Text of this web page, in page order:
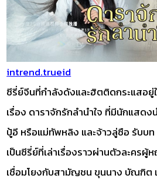
intrend.trueid
ซีรี่ย์จีนที่กำลังดังและฮิตติดกระแสอยู่
เรื่อง ดาราจักรักลำนำใจ ที่มีนักแสด
ปู้อี หรือแม่ทัพหลิง และจ้าวลู่ซือ รับบ
เป็นซีรี่ย์ที่เล่าเรื่องราวผ่านตัวละครผู้
เชื่อมโยงกับสามัญชน ขุนนาง บัณฑิต